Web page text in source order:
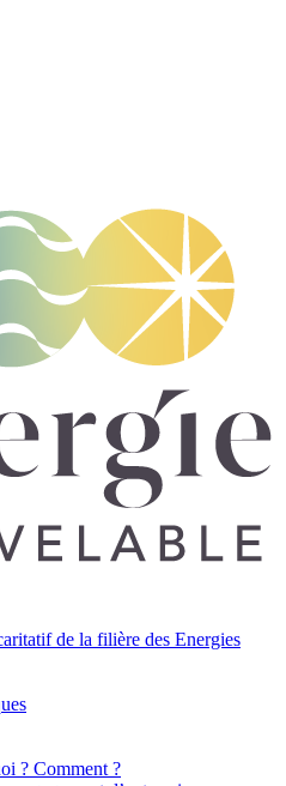
de la filière des Energies
? Comment ?